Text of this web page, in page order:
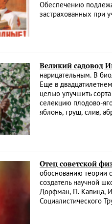
Обеспечению
застрахованных при
Великий садовод
нарицательным. В
Еще в
целью улучшить
селекцию плодово-
яблонь, груш, слив,
Отец советской
обоснованию теории
создатель научной
Дорфман, П. Капица,
Социалистического